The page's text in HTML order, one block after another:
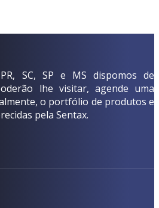
SC, SP e MS dispomos de
lhe visitar, agende uma
o portfólio de produtos e
pela Sentax.